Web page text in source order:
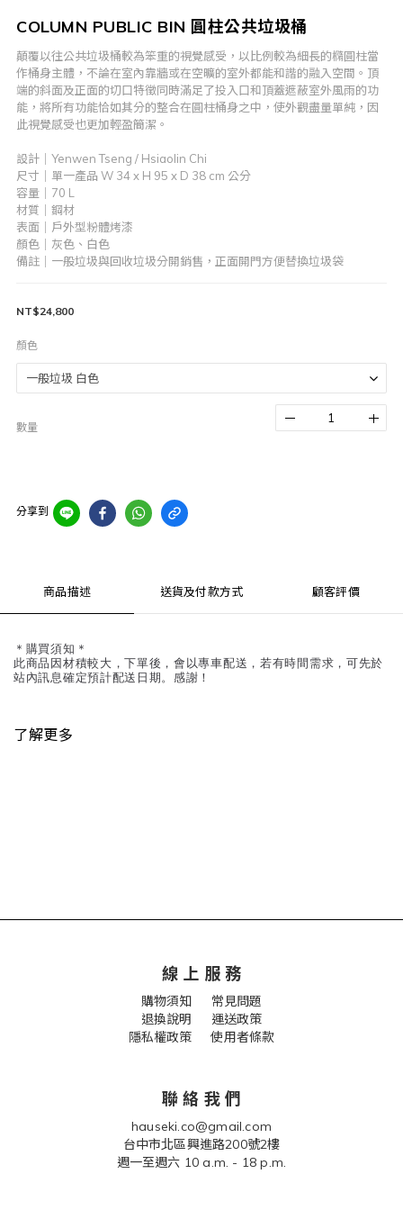
COLUMN PUBLIC BIN 圓柱公共垃圾桶
顛覆以往公共垃圾桶較為笨重的視覺感受，以比例較為細長的橢圓柱當
作桶身主體，不論在室內靠牆或在空曠的室外都能和諧的融入空間。頂
端的斜面及正面的切口特徵同時滿足了投入口和頂蓋遮蔽室外風雨的功
能，將所有功能恰如其分的整合在圓柱桶身之中，使外觀盡量單純，因
此視覺感受也更加輕盈簡潔。
設計｜Yenwen Tseng / Hsiaolin Chi
尺寸｜單一產品 W 34 x H 95 x D 38 cm 公分
容量｜70 L
材質｜鋼材
表面｜戶外型粉體烤漆
顏色｜灰色、白色
備註｜一般垃圾與回收垃圾分開銷售，正面開門方便替換垃圾袋
NT$24,800
顏色
數量
分享到
商品描述 送貨及付款方式 顧客評價
＊購買須知＊
此商品因材積較大，下單後，會以專車配送，若有時間需求，可先於
站內訊息確定預計配送日期。感謝！
了解更多
線 上 服 務
購物須知 常見問題
退換說明
運送政策
隱私權政策 使用者條款
聯 絡 我 們
hauseki.co@gmail.com
台中市北區興進路200號2樓
週一至週六 10 a.m. - 18 p.m.